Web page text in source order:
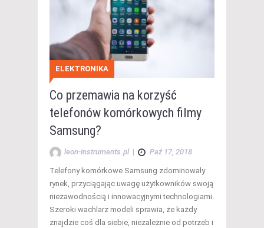
ELEKTRONIKA
Co przemawia na korzyść
telefonów komórkowych filmy
Samsung?
leon-instruments.pl | Paź 17, 2018
Telefony komórkowe Samsung zdominowały
rynek, przyciągając uwagę użytkowników swoją
niezawodnością i innowacyjnymi technologiami.
Szeroki wachlarz modeli sprawia, że każdy
znajdzie coś dla siebie, niezależnie od potrzeb i